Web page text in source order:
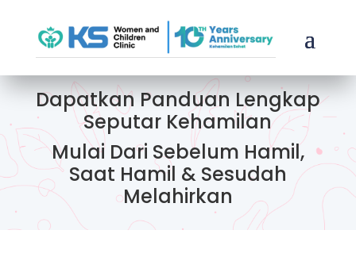
Dapatkan Panduan Lengkap
Seputar Kehamilan
Mulai Dari Sebelum Hamil,
Saat Hamil & Sesudah
Melahirkan